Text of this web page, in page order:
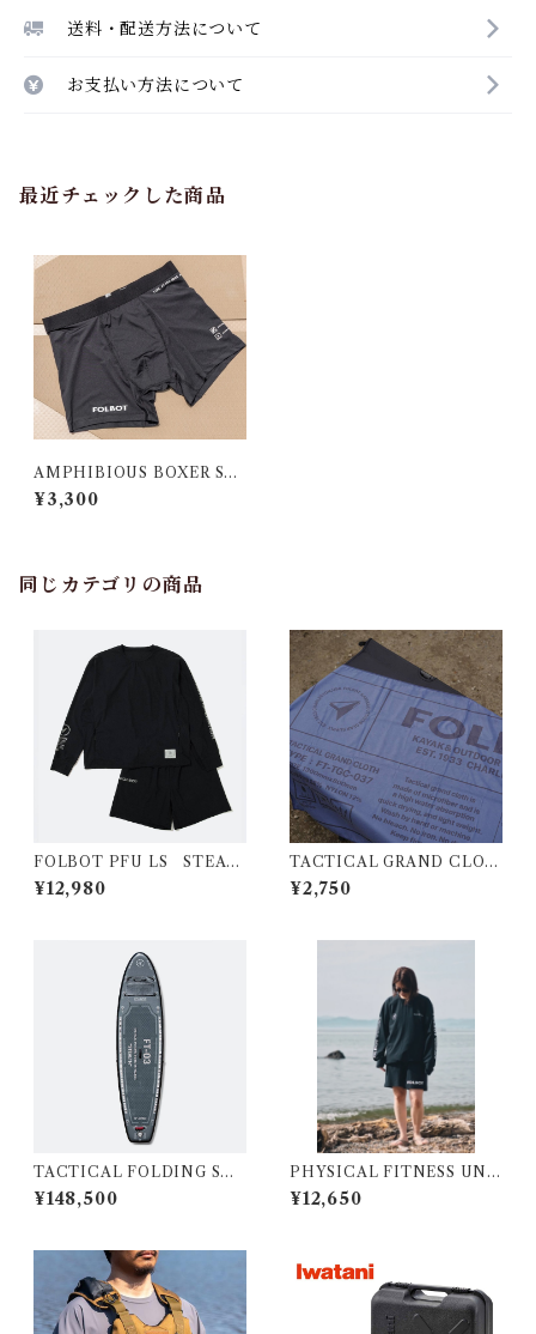
送料・配送方法について
お支払い方法について
最近チェックした商品
AMPHIBIOUS BOXER SH
ORTS (2枚SET)
¥3,300
同じカテゴリの商品
FOLBOT PFU LS STEAL
TH
¥12,980
TACTICAL GRAND CLOT
H
¥2,750
TACTICAL FOLDING SUP
【GREY】
¥148,500
PHYSICAL FITNESS UNI
FORM LS
¥12,650